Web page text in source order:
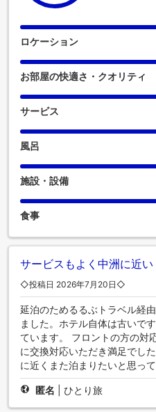
ロケーション
お部屋の快適さ・クオリティ
サービス
風呂
施設・設備
食事
サービスもよく中洲に近い
◇投稿日 2026年7月20日◇
延泊のためるるぶトラベル経
ました。ホテル自体は古いで
ています。 フロントの方の対
に交換対応いただき満足でし
に近くまた泊まりたいと思って
匿名 ひとり旅